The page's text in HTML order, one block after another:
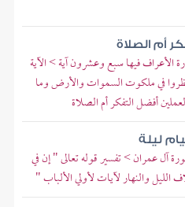
أم الصلاة
الأعراف فيها سبع وعشرون آية > الآية
في ملكوت السموات والأرض وما
أفضل التفكر أم الصلاة
ليلة
آل عمران > تفسير قوله تعالى " إن في
والنهار لآيات لأولي الألباب "